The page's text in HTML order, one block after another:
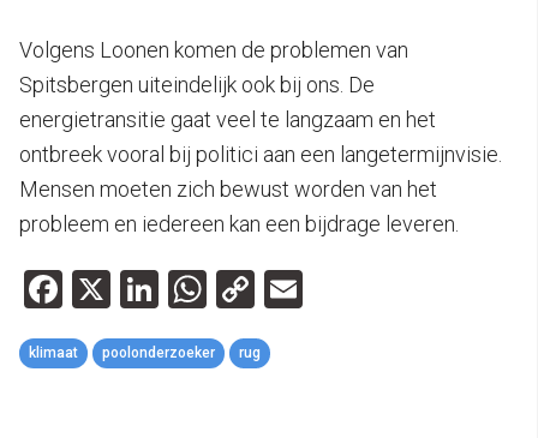
Volgens Loonen komen de problemen van
Spitsbergen uiteindelijk ook bij ons. De
energietransitie gaat veel te langzaam en het
ontbreek vooral bij politici aan een langetermijnvisie.
Mensen moeten zich bewust worden van het
probleem en iedereen kan een bijdrage leveren.
Facebook
X LinkedIn
WhatsApp
Copy
Link
klimaat poolonderzoeker rug